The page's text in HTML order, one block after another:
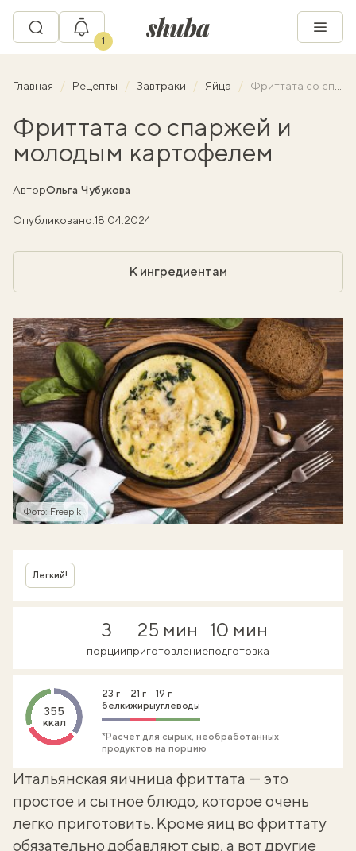
1
Главная Рецепты Завтраки Яйца Фриттата со спаржей и молодым картофелем
Фриттата со спаржей и
молодым картофелем
АвторОльга Чубукова
Опубликовано:18.04.2024
К ингредиентам
Фото: Freepik
Легкий!
3
порции
25 мин
приготовление
10 мин
подготовка
355
ккал
23 г
белки
21 г
жиры
19 г
углеводы
*Расчет для сырых, необработанных
продуктов на порцию
Итальянская яичница фриттата — это
простое и сытное блюдо, которое очень
легко приготовить. Кроме яиц во фриттату
обязательно добавляют сыр, а вот другие